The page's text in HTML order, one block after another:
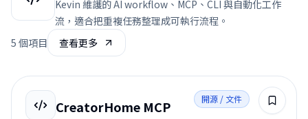
Kevin 維護的 AI workflow、MCP、CLI 與自動化工作
流，適合把重複任務整理成可執行流程。
5 個項目 查看更多
CreatorHome MCP 開源 / 文件